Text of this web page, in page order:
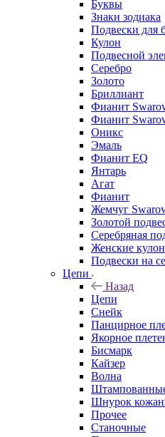
Буквы
Знаки зодиака
Подвески для
Кулон
Подвесной
Серебро
Золото
Бриллиант
Фианит
Фианит
Оникс
Эмаль
Фианит EQ
Янтарь
Агат
Фианит
Жемчуг
Золотой
Серебряная
Женские
Подвески на
Цепи
Назад
Цепи
Снейк
Панцирное
Якорное
Бисмарк
Кайзер
Волна
Шнурок
Прочее
Станочные